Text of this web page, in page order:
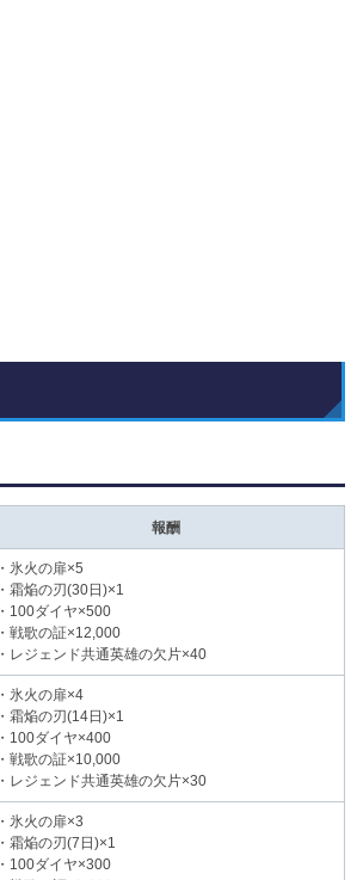
報酬
・氷火の扉×5
・霜焔の刃(30日)×1
・100ダイヤ×500
・戦歌の証×12,000
・レジェンド共通英雄の欠片×40
・氷火の扉×4
・霜焔の刃(14日)×1
・100ダイヤ×400
・戦歌の証×10,000
・レジェンド共通英雄の欠片×30
・氷火の扉×3
・霜焔の刃(7日)×1
・100ダイヤ×300